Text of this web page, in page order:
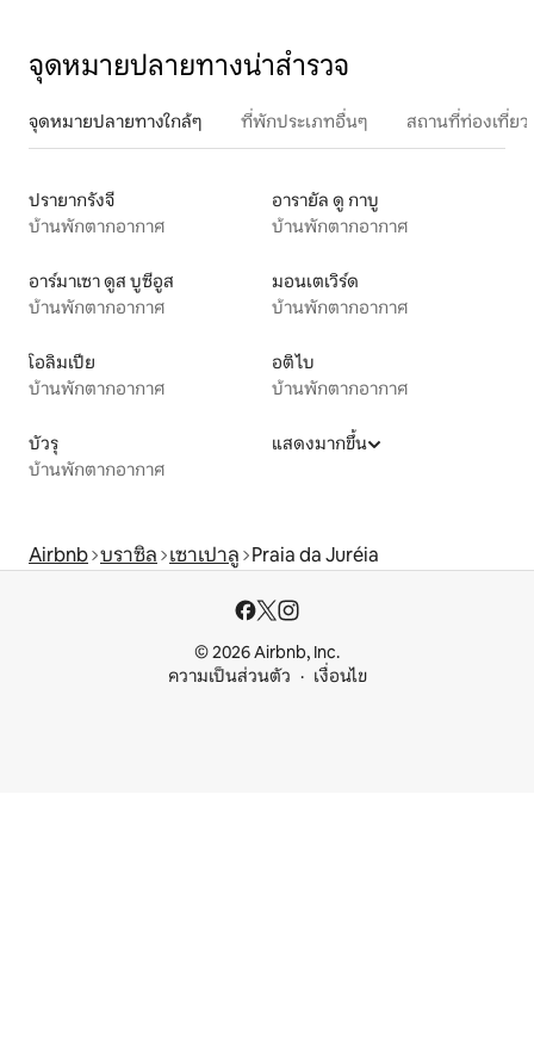
จุดหมายปลายทางน่าสำรวจ
จุดหมายปลายทางใกล้ๆ ที่พักประเภทอื่นๆ สถานที่ท่องเที่ย
ปรายากรังจี
บ้านพักตากอากาศ
อารายัล ดู กาบู
บ้านพักตากอากาศ
อาร์มาเซา ดูส บูซีอูส
บ้านพักตากอากาศ
มอนเตเวิร์ด
บ้านพักตากอากาศ
โอลิมเปีย
บ้านพักตากอากาศ
อติไบ
บ้านพักตากอากาศ
บัวรุ
บ้านพักตากอากาศ
แสดงมากขึ้น
Airbnb บราซิล เซาเปาลู Praia da Juréia
© 2026 Airbnb, Inc.
ความเป็นส่วนตัว
เงื่อนไข